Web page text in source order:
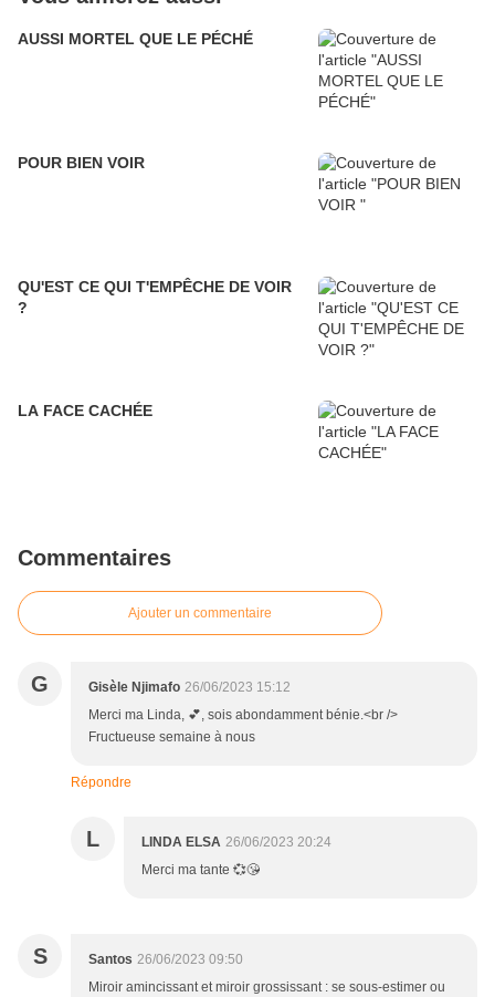
AUSSI MORTEL QUE LE PÉCHÉ
POUR BIEN VOIR
QU'EST CE QUI T'EMPÊCHE DE VOIR
?
LA FACE CACHÉE
Commentaires
Ajouter un commentaire
G Gisèle Njimafo 26/06/2023 15:12
Merci ma Linda, 💕, sois abondamment bénie.<br />
Fructueuse semaine à nous
Répondre
L LINDA ELSA 26/06/2023 20:24
Merci ma tante 💞😘
S Santos 26/06/2023 09:50
Miroir amincissant et miroir grossissant : se sous-estimer ou